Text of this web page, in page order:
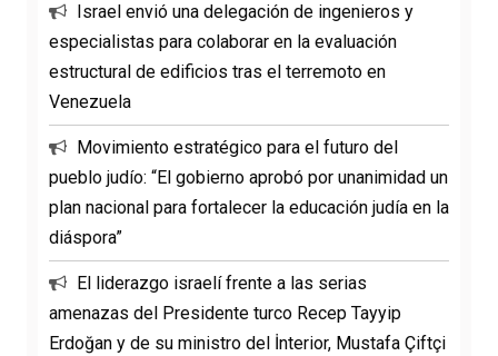
Israel envió una delegación de ingenieros y
especialistas para colaborar en la evaluación
estructural de edificios tras el terremoto en
Venezuela
Movimiento estratégico para el futuro del
pueblo judío: “El gobierno aprobó por unanimidad un
plan nacional para fortalecer la educación judía en la
diáspora”
El liderazgo israelí frente a las serias
amenazas del Presidente turco Recep Tayyip
Erdoğan y de su ministro del İnterior, Mustafa Çiftçi